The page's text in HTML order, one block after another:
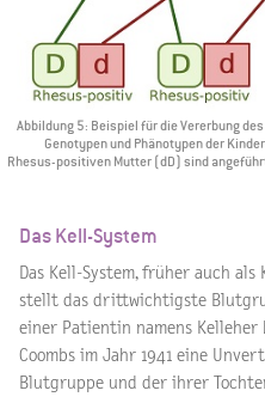
Abbildung 5: Beispiel für die Vererbung
Genotypen und Phänotypen der
Rhesus-positiven Mutter (dD) sind
Das Kell-System
Das Kell-System, früher auch
stellt das drittwichtigste
einer Patientin namens Kelleher
Coombs im Jahr 1941 eine
Blutgruppe und der ihrer